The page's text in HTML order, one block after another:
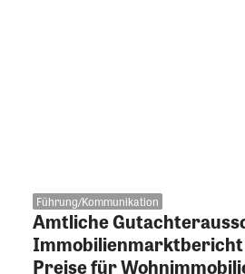
Führung/Kommunikation
Amtliche
Immobilienmarktbericht
Preise für